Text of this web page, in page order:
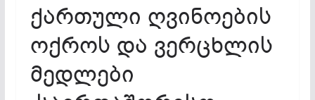
ქართული ღვინოების
ოქროს და ვერცხლის
მედლები